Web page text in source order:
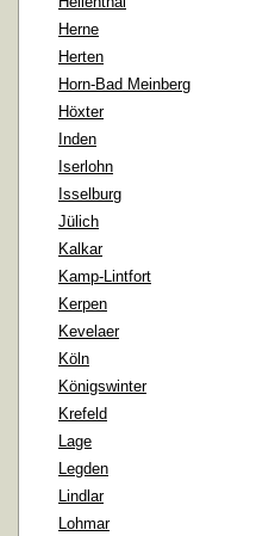
Herne
Herten
Horn-Bad Meinberg
Höxter
Inden
Iserlohn
Isselburg
Jülich
Kalkar
Kamp-Lintfort
Kerpen
Kevelaer
Köln
Königswinter
Krefeld
Lage
Legden
Lindlar
Lohmar